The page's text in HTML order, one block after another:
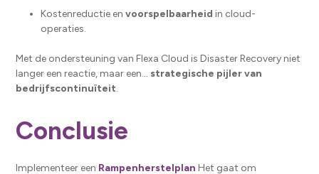
Kostenreductie envoorspelbaarheid in cloud-
operaties.
Met de ondersteuning van Flexa Cloud is Disaster Recovery niet
langer een reactie, maar een... strategische pijler van
bedrijfscontinuïteit.
Conclusie
Implementeer een Rampenherstelplan Het gaat om